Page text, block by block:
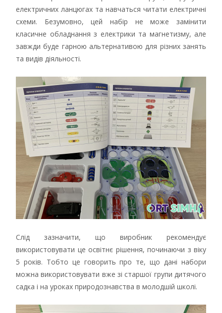
електричних ланцюгах та навчаться читати електричні
схеми. Безумовно, цей набір не може замінити
класичне обладнання з електрики та магнетизму, але
завжди буде гарною альтернативою для різних занять
та видів діяльності.
Слід зазначити, що виробник рекомендує
використовувати це освітнє рішення, починаючи з віку
5 років. Тобто це говорить про те, що дані набори
можна використовувати вже зі старшої групи дитячого
садка і на уроках природознавства в молодшій школі.